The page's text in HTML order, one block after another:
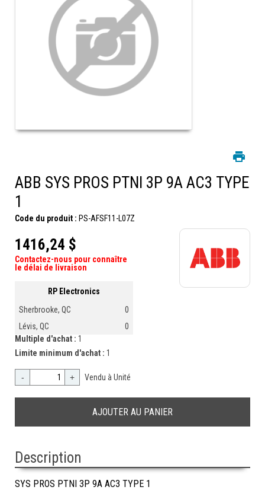
ABB SYS PROS PTNI 3P 9A AC3 TYPE
1
Code du produit : PS-AFSF11-L07Z
1416,24 $
Contactez-nous pour connaître
le délai de livraison
RP Electronics
Sherbrooke, QC
0
Lévis, QC
0
Multiple d'achat : 1
Limite minimum d'achat : 1
- + Vendu à Unité
Description
SYS PROS PTNI 3P 9A AC3 TYPE 1